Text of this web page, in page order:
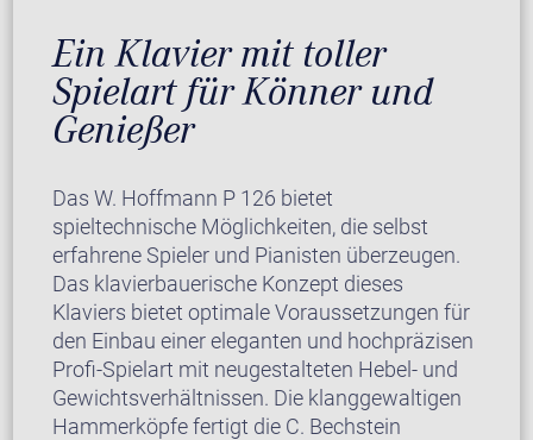
Ein Klavier mit toller
Spielart für Könner und
Genießer
Das W. Hoffmann P 126 bietet
spieltechnische Möglichkeiten, die selbst
erfahrene Spieler und Pianisten überzeugen.
Das klavierbauerische Konzept dieses
Klaviers bietet optimale Voraussetzungen für
den Einbau einer eleganten und hochpräzisen
Profi-Spielart mit neugestalteten Hebel- und
Gewichtsverhältnissen. Die klanggewaltigen
Hammerköpfe fertigt die C. Bechstein